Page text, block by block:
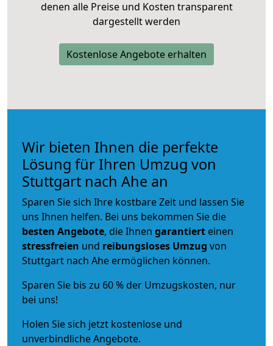
denen alle Preise und Kosten transparent
dargestellt werden
Kostenlose Angebote erhalten
Wir bieten Ihnen die perfekte
Lösung für Ihren Umzug von
Stuttgart nach Ahe an
Sparen Sie sich Ihre kostbare Zeit und lassen Sie
uns Ihnen helfen. Bei uns bekommen Sie die
besten Angebote, die Ihnen garantiert einen
stressfreien und reibungsloses Umzug von
Stuttgart nach Ahe ermöglichen können.
Sparen Sie bis zu 60 % der Umzugskosten, nur
bei uns!
Holen Sie sich jetzt kostenlose und
unverbindliche Angebote.